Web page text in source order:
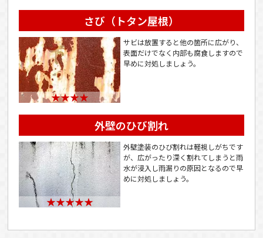
さび（トタン屋根）
★★★★
サビは放置すると他の箇所に広がり、
表面だけでなく内部も腐食しますので
早めに対処しましょう。
外壁のひび割れ
★★★★★
外壁塗装のひび割れは軽視しがちです
が、広がったり深く割れてしまうと雨
水が浸入し雨漏りの原因となるので早
めに対処しましょう。